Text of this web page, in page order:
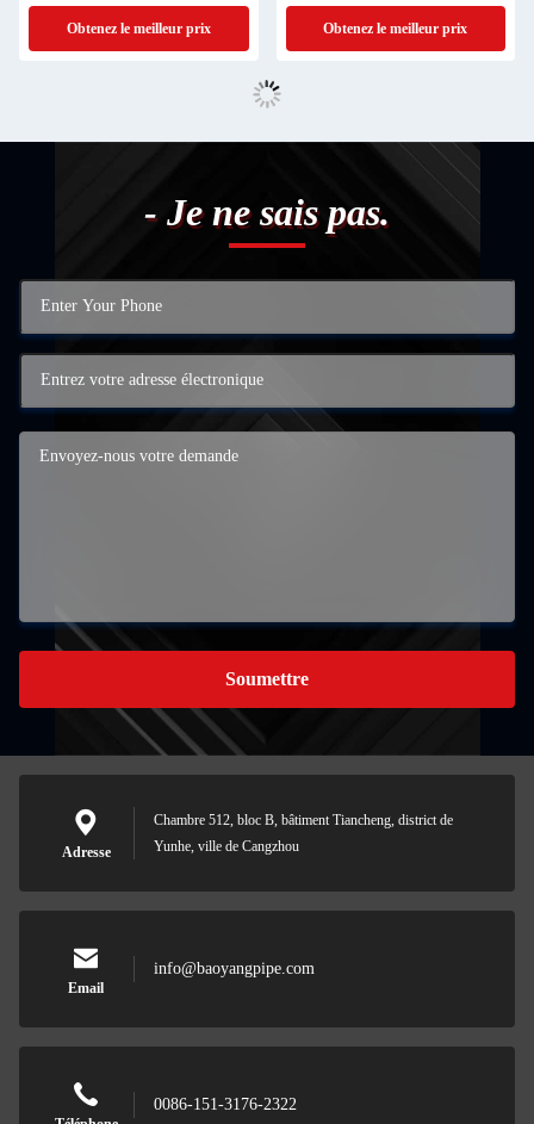
Obtenez le meilleur prix
paroi
Obtenez le meilleur prix
- Je ne sais pas.
Soumettre
Adresse
Chambre 512, bloc B, bâtiment Tiancheng, district de
Yunhe, ville de Cangzhou
Email
info@baoyangpipe.com
0086-151-3176-2322